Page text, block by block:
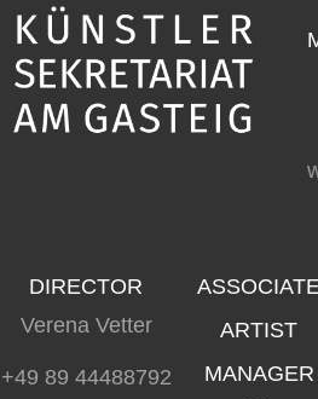
DIRECTOR
Verena Vetter
+49 89 44488792
ARTIST
MANAGER